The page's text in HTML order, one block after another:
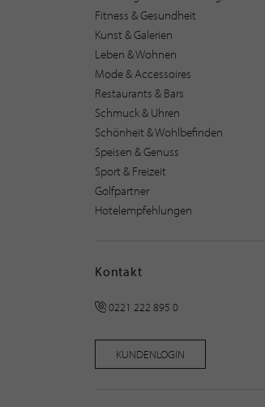
Fitness & Gesundheit
Kunst & Galerien
Leben & Wohnen
Mode & Accessoires
Restaurants & Bars
Schmuck & Uhren
Schönheit & Wohlbefinden
Speisen & Genuss
Sport & Freizeit
Golfpartner
Hotelempfehlungen
Kontakt
0221 222 895 0
KUNDENLOGIN